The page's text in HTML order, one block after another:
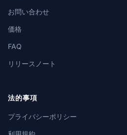
お問い合わせ
価格
FAQ
リリースノート
法的事項
プライバシーポリシー